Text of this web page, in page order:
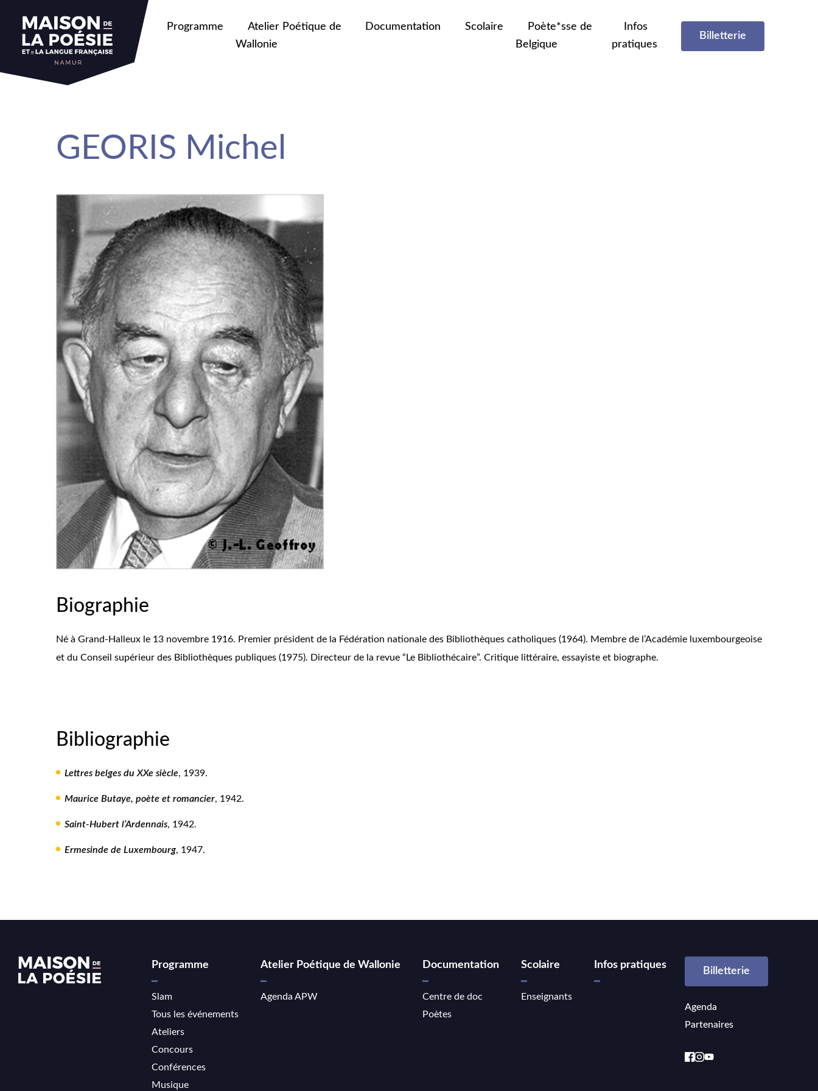
Programme
Atelier Poétique de
Wallonie
Documentation Scolaire
Poète*sse de
Belgique
Infos
pratiques
Billetterie
GEORIS Michel
Biographie
Né à Grand-Halleux le 13 novembre 1916. Premier président de la Fédération nationale des Bibliothèques catholiques (1964). Membre de l’Académie luxembourgeoise
et du Conseil supérieur des Bibliothèques publiques (1975). Directeur de la revue “Le Bibliothécaire”. Critique littéraire, essayiste et biographe.
Bibliographie
Lettres belges du XXe siècle, 1939.
Maurice Butaye, poète et romancier, 1942.
Saint-Hubert l’Ardennais, 1942.
Ermesinde de Luxembourg, 1947.
Programme
Slam
Tous les événements
Ateliers
Concours
Conférences
Musique
Atelier Poétique de Wallonie
Agenda APW
Documentation
Centre de doc
Poètes
Scolaire
Enseignants
Infos pratiques
Billetterie
Agenda
Partenaires